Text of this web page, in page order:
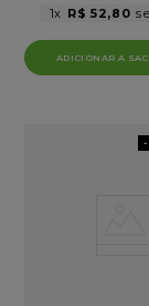
1 R$ 52,80
-